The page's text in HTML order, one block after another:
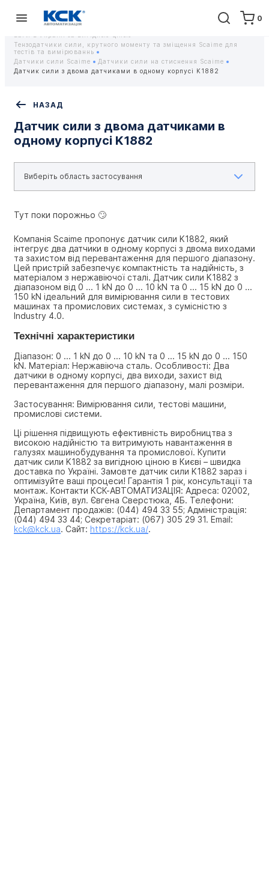
0
Головна Обладнання
Контрольно-вимірювальні прилади
Тензодатчики та тензометричні датчики Scaime - Купити датчики
Тензодатчики сили, крутного моменту та зміщення Scaime для
тестів та вимірюваннь
Датчики сили Scaime
Датчики сили на стиснення Scaime
Датчик сили з двома датчиками в одному корпусі K1882
НАЗАД
Датчик сили з двома датчиками в
одному корпусі K1882
Тут поки порожньо 🙄
Компанія Scaime пропонує датчик сили K1882, який
інтегрує два датчики в одному корпусі з двома виходами
та захистом від перевантаження для першого діапазону.
Цей пристрій забезпечує компактність та надійність, з
матеріалом з нержавіючої сталі. Датчик сили K1882 з
діапазоном від 0 ... 1 kN до 0 ... 10 kN та 0 ... 15 kN до 0 ...
150 kN ідеальний для вимірювання сили в тестових
машинах та промислових системах, з сумісністю з
Industry 4.0.
Технічні характеристики
Діапазон: 0 ... 1 kN до 0 ... 10 kN та 0 ... 15 kN до 0 ... 150
kN. Матеріал: Нержавіюча сталь. Особливості: Два
датчики в одному корпусі, два виходи, захист від
перевантаження для першого діапазону, малі розміри.
Застосування: Вимірювання сили, тестові машини,
промислові системи.
Ці рішення підвищують ефективність виробництва з
високою надійністю та витримують навантаження в
галузях машинобудування та промислової. Купити
датчик сили K1882 за вигідною ціною в Києві – швидка
доставка по Україні. Замовте датчик сили K1882 зараз і
оптимізуйте ваші процеси! Гарантія 1 рік, консультації та
монтаж. Контакти КСК-АВТОМАТИЗАЦІЯ: Адреса: 02002,
Україна, Київ, вул. Євгена Сверстюка, 4Б. Телефони:
Департамент продажів: (044) 494 33 55; Адміністрація:
(044) 494 33 44; Секретаріат: (067) 305 29 31. Email:
kck@kck.ua. Сайт: https://kck.ua/.